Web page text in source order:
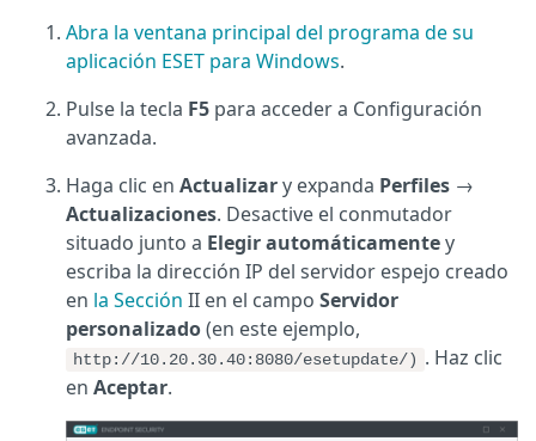
Abra la ventana principal del programa de su
aplicación ESET para Windows.
Pulse la tecla F5 para acceder a Configuración
avanzada.
Haga clic en Actualizary expanda Perfiles →
Actualizaciones. Desactive el conmutador
situado junto a Elegir automáticamentey
escriba la dirección IP del servidor espejo creado
en la Sección II en el campo Servidor
personalizado(en este ejemplo,
http://10.20.30.40:8080/esetupdate/) . Haz clic
en Aceptar.